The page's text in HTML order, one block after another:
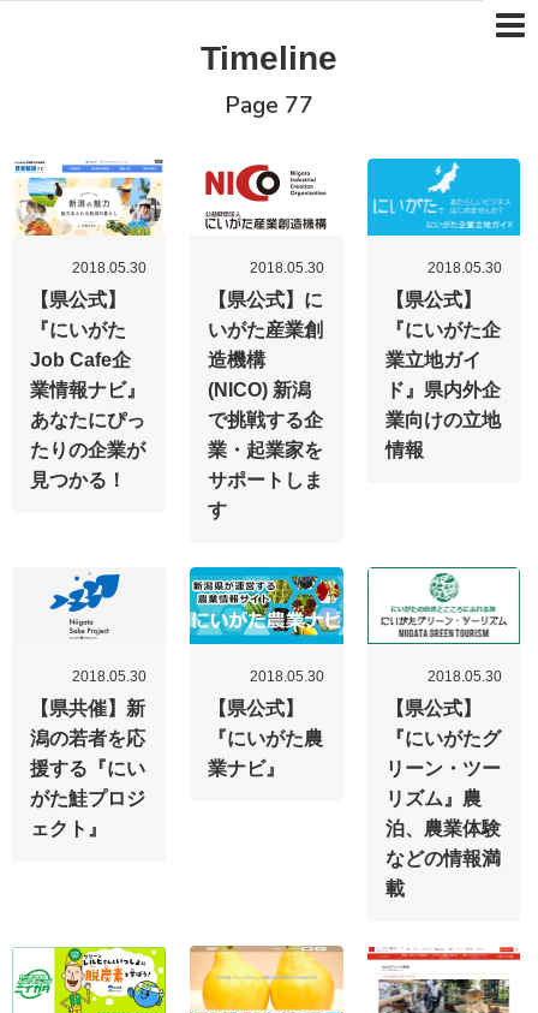
Timeline
Page 77
2018.05.30
【県公式】
『にいがた
Job Cafe企
業情報ナビ』
あなたにぴっ
たりの企業が
見つかる！
2018.05.30
【県公式】に
いがた産業創
造機構
(NICO) 新潟
で挑戦する企
業・起業家を
サポートしま
す
2018.05.30
【県公式】
『にいがた企
業立地ガイ
ド』県内外企
業向けの立地
情報
2018.05.30
【県共催】新
潟の若者を応
援する『にい
がた鮭プロジ
ェクト』
2018.05.30
【県公式】
『にいがた農
業ナビ』
2018.05.30
【県公式】
『にいがたグ
リーン・ツー
リズム』農
泊、農業体験
などの情報満
載